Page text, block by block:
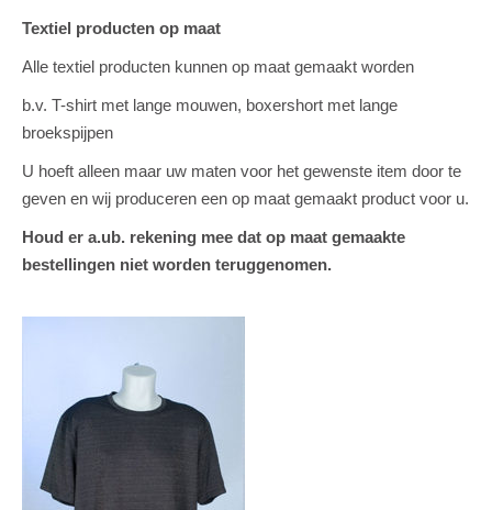
Textiel producten op maat
Alle textiel producten kunnen op maat gemaakt worden
b.v. T-shirt met lange mouwen, boxershort met lange
broekspijpen
U hoeft alleen maar uw maten voor het gewenste item door te
geven en wij produceren een op maat gemaakt product voor u.
Houd er a.ub. rekening mee dat op maat gemaakte
bestellingen niet worden teruggenomen.